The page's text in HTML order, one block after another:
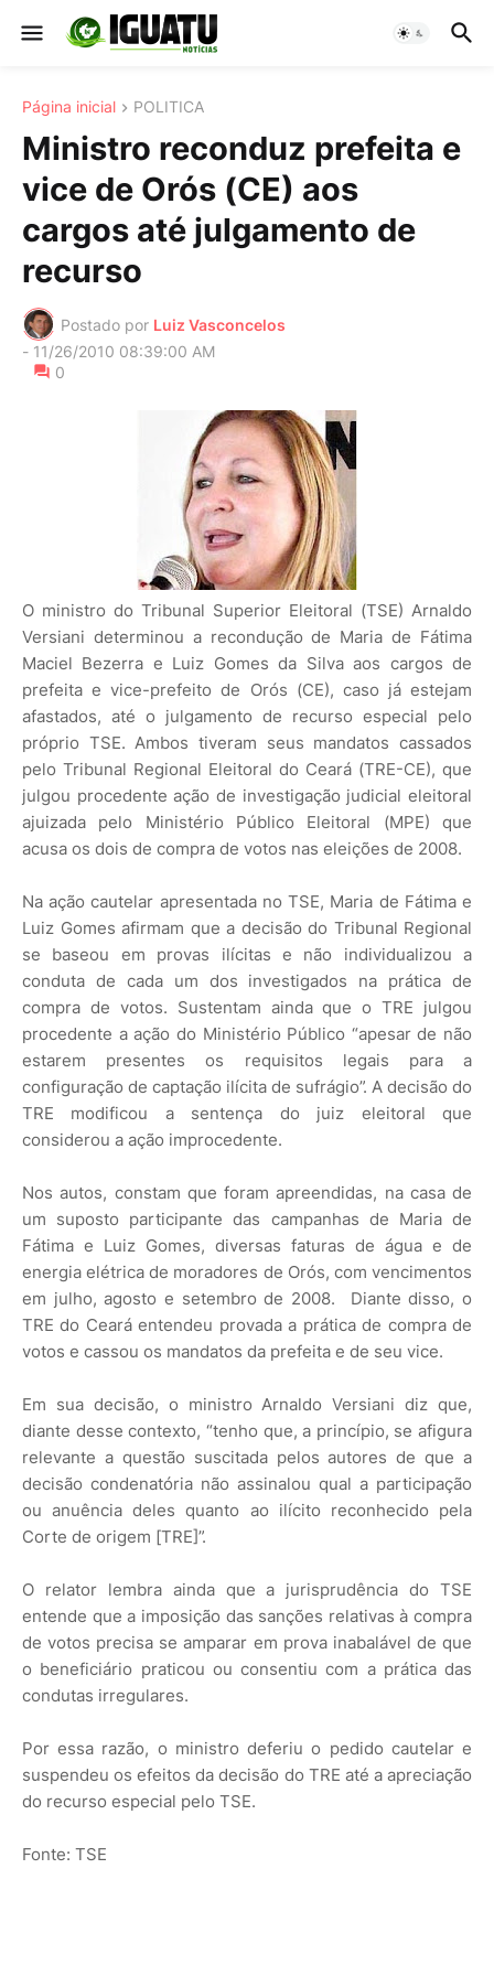
Página inicial POLITICA
Ministro reconduz prefeita e
vice de Orós (CE) aos
cargos até julgamento de
recurso
Postado por Luiz Vasconcelos
- 11/26/2010 08:39:00 AM
0
O ministro do Tribunal Superior Eleitoral (TSE) Arnaldo
Versiani determinou a recondução de Maria de Fátima
Maciel Bezerra e Luiz Gomes da Silva aos cargos de
prefeita e vice-prefeito de Orós (CE), caso já estejam
afastados, até o julgamento de recurso especial pelo
próprio TSE. Ambos tiveram seus mandatos cassados
pelo Tribunal Regional Eleitoral do Ceará (TRE-CE), que
julgou procedente ação de investigação judicial eleitoral
ajuizada pelo Ministério Público Eleitoral (MPE) que
acusa os dois de compra de votos nas eleições de 2008.
Na ação cautelar apresentada no TSE, Maria de Fátima e
Luiz Gomes afirmam que a decisão do Tribunal Regional
se baseou em provas ilícitas e não individualizou a
conduta de cada um dos investigados na prática de
compra de votos. Sustentam ainda que o TRE julgou
procedente a ação do Ministério Público “apesar de não
estarem presentes os requisitos legais para a
configuração de captação ilícita de sufrágio”. A decisão do
TRE modificou a sentença do juiz eleitoral que
considerou a ação improcedente.
Nos autos, constam que foram apreendidas, na casa de
um suposto participante das campanhas de Maria de
Fátima e Luiz Gomes, diversas faturas de água e de
energia elétrica de moradores de Orós, com vencimentos
em julho, agosto e setembro de 2008. Diante disso, o
TRE do Ceará entendeu provada a prática de compra de
votos e cassou os mandatos da prefeita e de seu vice.
Em sua decisão, o ministro Arnaldo Versiani diz que,
diante desse contexto, “tenho que, a princípio, se afigura
relevante a questão suscitada pelos autores de que a
decisão condenatória não assinalou qual a participação
ou anuência deles quanto ao ilícito reconhecido pela
Corte de origem [TRE]”.
O relator lembra ainda que a jurisprudência do TSE
entende que a imposição das sanções relativas à compra
de votos precisa se amparar em prova inabalável de que
o beneficiário praticou ou consentiu com a prática das
condutas irregulares.
Por essa razão, o ministro deferiu o pedido cautelar e
suspendeu os efeitos da decisão do TRE até a apreciação
do recurso especial pelo TSE.
Fonte: TSE